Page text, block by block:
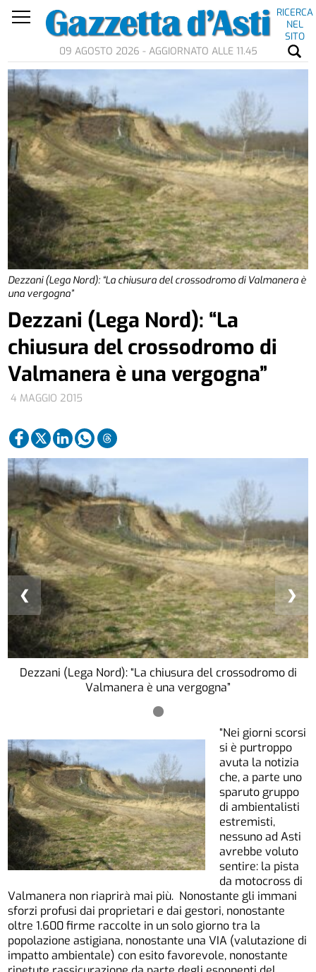
RICERCA
NEL
SITO
09 AGOSTO 2026 - AGGIORNATO ALLE 11.45
Dezzani (Lega Nord): “La chiusura del crossodromo di Valmanera è
una vergogna”
4 MAGGIO 2015
Dezzani (Lega Nord): “La
chiusura del crossodromo di
Valmanera è una vergogna”
Dezzani (Lega Nord): “La chiusura del crossodromo di
Valmanera è una vergogna”
❮ ❯
“Nei giorni scorsi
si è purtroppo
avuta la notizia
che, a parte uno
sparuto gruppo
di ambientalisti
estremisti,
nessuno ad Asti
avrebbe voluto
sentire: la pista
da motocross di
Valmanera non riaprirà mai più. Nonostante gli immani
sforzi profusi dai proprietari e dai gestori, nonostante
oltre 1.600 firme raccolte in un solo giorno tra la
popolazione astigiana, nonostante una VIA (valutazione di
impatto ambientale) con esito favorevole, nonostante